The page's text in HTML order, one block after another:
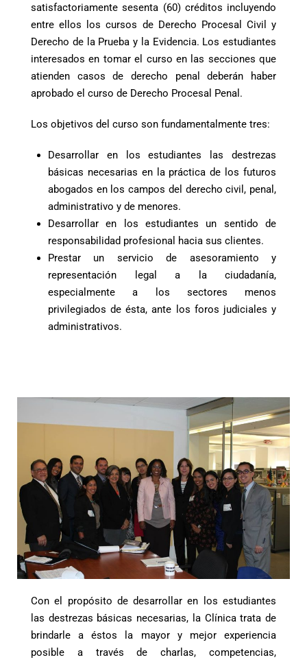
satisfactoriamente sesenta (60) créditos incluyendo
entre ellos los cursos de Derecho Procesal Civil y
Derecho de la Prueba y la Evidencia. Los estudiantes
interesados en tomar el curso en las secciones que
atienden casos de derecho penal deberán haber
aprobado el curso de Derecho Procesal Penal.
Los objetivos del curso son fundamentalmente tres:
Desarrollar en los estudiantes las destrezas
básicas necesarias en la práctica de los futuros
abogados en los campos del derecho civil, penal,
administrativo y de menores.
Desarrollar en los estudiantes un sentido de
responsabilidad profesional hacia sus clientes.
Prestar un servicio de asesoramiento y
representación legal a la ciudadanía,
especialmente a los sectores menos
privilegiados de ésta, ante los foros judiciales y
administrativos.
Con el propósito de desarrollar en los estudiantes
las destrezas básicas necesarias, la Clínica trata de
brindarle a éstos la mayor y mejor experiencia
posible a través de charlas, competencias,